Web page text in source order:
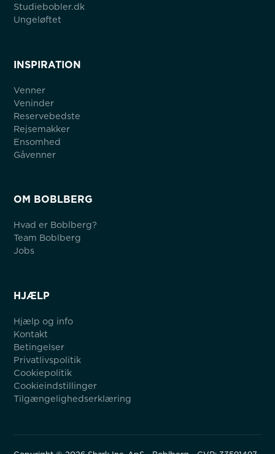
Studiebobler.dk
Ungeløftet
INSPIRATION
Venner
Veninder
Reservebedste
Rejsemakker
Ensomhed
Gåvenner
OM BOBLBERG
Hvad er Boblberg?
Team Boblberg
Jobs
HJÆLP
Hjælp og info
Kontakt
Betingelser
Privatlivspolitik
Cookiepolitik
Cookieindstillinger
Tilgængelighedserklæring